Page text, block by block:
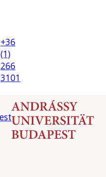
+36
(1)
266
3101